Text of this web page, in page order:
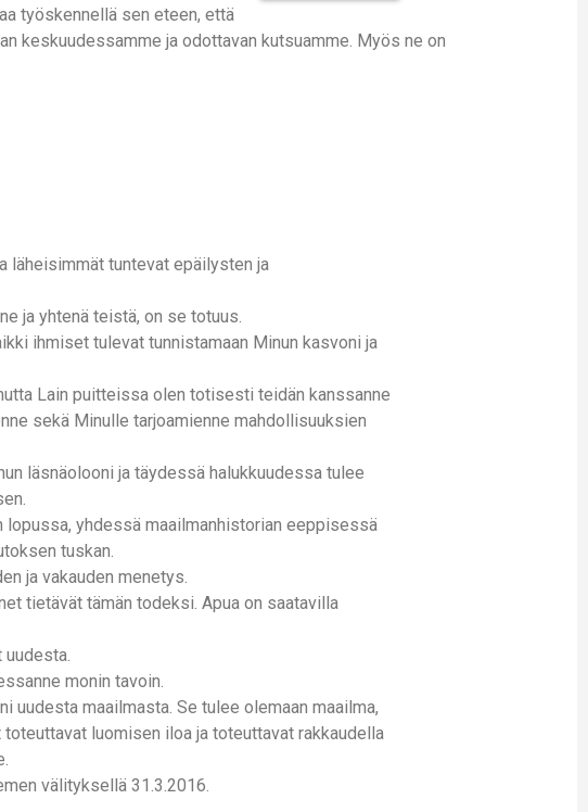
työskennellä sen eteen, että
keskuudessamme ja odottavan kutsuamme. Myös ne on
läheisimmät tuntevat epäilysten ja
ja yhtenä teistä, on se totuus.
ihmiset tulevat tunnistamaan Minun kasvoni ja
Lain puitteissa olen totisesti teidän kanssanne
sekä Minulle tarjoamienne mahdollisuuksien
läsnäolooni ja täydessä halukkuudessa tulee
yhdessä maailmanhistorian eeppisessä
tuskan.
ja vakauden menetys.
tietävät tämän todeksi. Apua on saatavilla
uudesta.
monin tavoin.
uudesta maailmasta. Se tulee olemaan maailma,
luomisen iloa ja toteuttavat rakkaudella
välityksellä 31.3.2016.